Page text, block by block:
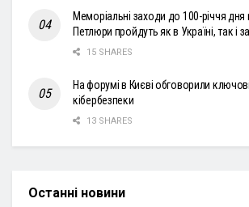
Меморіальні заходи до 100-річчя дня
Петлюри пройдуть як в Україні, так і
15 SHARES
На форумі в Києві обговорили
кібербезпеки
13 SHARES
Останні новини